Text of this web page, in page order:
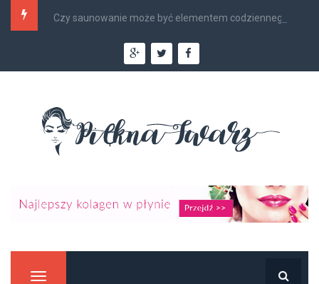
Czy saunowanie może być elementem codziennego...
Manu